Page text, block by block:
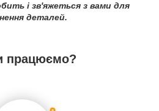
і зв'яжеться з вами для
деталей.
працюємо?